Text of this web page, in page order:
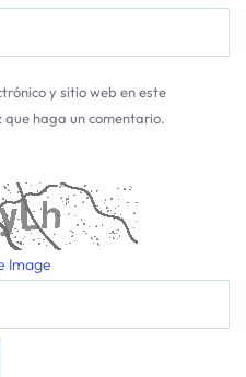
y sitio web en este
haga un comentario.
Image